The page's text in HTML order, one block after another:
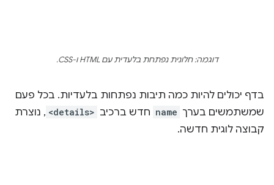
דוגמה: חלונית נפתחת בלעדית עם HTML ו-CSS.
בדף יכולים להיות כמה תיבות נפתחות בלעדיות. בכל פעם
שמשתמשים בערך name חדש ברכיב <details> , נוצרת
קבוצה לוגית חדשה.